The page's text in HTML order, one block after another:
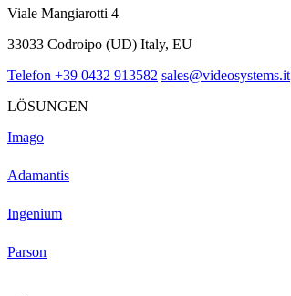
Viale Mangiarotti 4
33033 Codroipo (UD) Italy, EU
Telefon +39 0432 913582 sales@videosystems.it
LÖSUNGEN
Imago
Adamantis
Ingenium
Parson